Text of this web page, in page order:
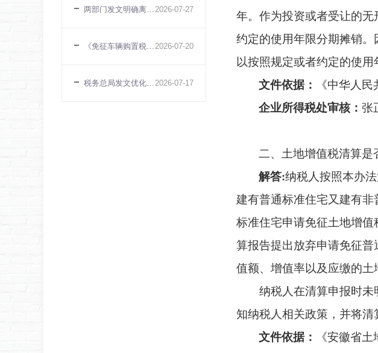
2026-07-27
两部门发文明确离岸信托个人所得税有关事项
2026-07-20
《免征车辆购置税的设有固定装置的非运输专用作业车辆目录》（第二十二批）发布
2026-07-17
税务总局发文优化离境退税服务 推动政策规范落实
年。作为投资或者受让的
约定的使用年限分期摊销
以按照规定或者约定的使用
文件依据：
《中华人
企业所得税处审核： 张
二、土地增值税清算是
解答:纳税人按照本办
建有普通标准住宅又建有
标准住宅申请免征土地增
算报告提出放弃申请免征
值额、增值率以及应缴的土
纳税人在清算申报时未
知纳税人相关政策，并将清
文件依据：
《安徽省